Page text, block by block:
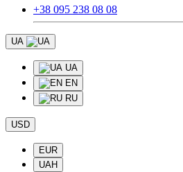
+38 095 238 08 08
UA
UA
EN
RU
USD
EUR
UAH